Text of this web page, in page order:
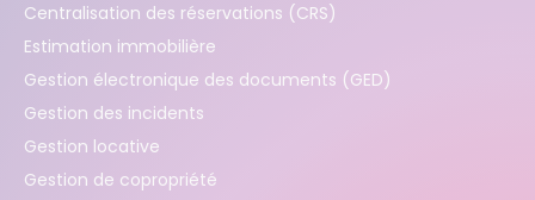
Centralisation des réservations (CRS)
Estimation immobilière
Gestion électronique des documents (GED)
Gestion des incidents
Gestion locative
Gestion de copropriété